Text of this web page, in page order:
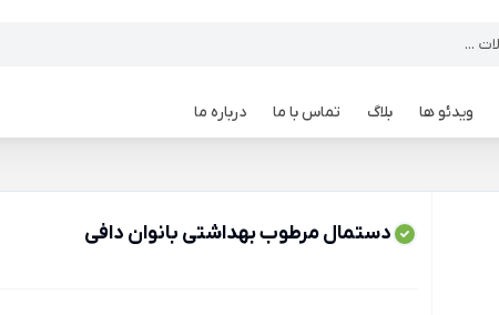
ویدئو ها بلاگ تماس با ما درباره ما
دستمال مرطوب بهداشتی بانوان دافی